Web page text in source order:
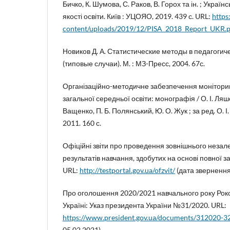
Бичко, К. Шумова, С. Раков, В. Горох та ін. ;
якості освіти. Київ : УЦОЯО, 2019. 439 с. URL:
content/uploads/2019/12/
Новиков Д. А. Статистические методы в
(типовые случаи). М. : МЗ-Пресс, 2004. 67с.
Організаційно-методичне забезпечення
загальної середньої освіти: монографія / О. І.
Ващенко, П. Б. Полянський, Ю. О. Жук ; за ред. О.
2011. 160 с.
Офіційні звіти про проведення зовнішнього
результатів навчання, здобутих на основі повної
URL: http://testportal.gov.ua/ofzvit/(дата
Про оголошення 2020/2021 навчального року
Україні: Указ президента України №31/2020. URL:
https://www.president.gov.ua/documents/312020-